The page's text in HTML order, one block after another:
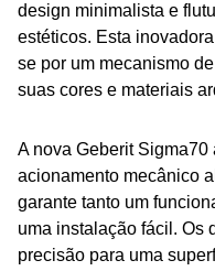
design minimalista e
estéticos. Esta
se por um mecanismo
suas cores e materiais
A nova Geberit
acionamento mecânico
garante tanto um
uma instalação fácil. Os
precisão para uma